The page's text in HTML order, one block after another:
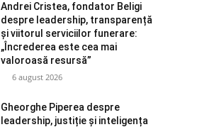
Andrei Cristea, fondator Beligi
despre leadership, transparență
și viitorul serviciilor funerare:
„Încrederea este cea mai
valoroasă resursă”
6 august 2026
Gheorghe Piperea despre
leadership, justiție și inteligența